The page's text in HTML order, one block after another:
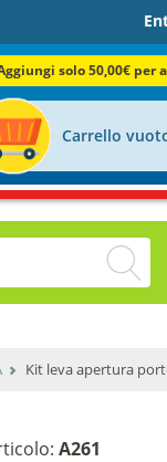
solo 50,00€ per
Carrello
Kit leva apertura
A261